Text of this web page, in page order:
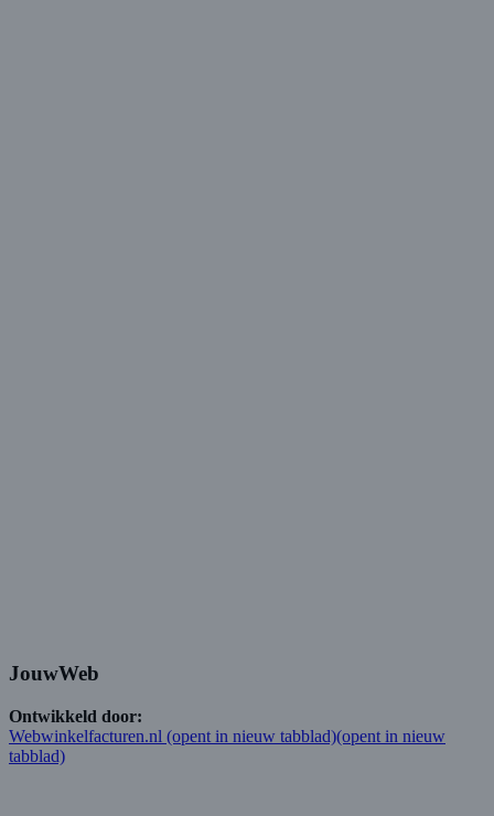
JouwWeb
Ontwikkeld door:
Webwinkelfacturen.nl (opent in nieuw tabblad)(opent in nieuw
tabblad)